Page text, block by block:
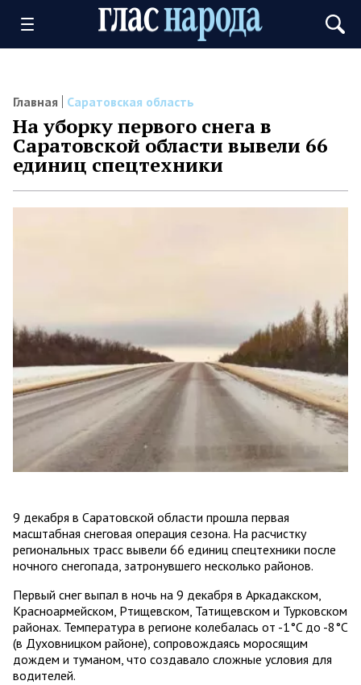
Главная Саратовская область
На уборку первого снега в
Саратовской области вывели 66
единиц спецтехники
9 декабря в Саратовской области прошла первая
масштабная снеговая операция сезона. На расчистку
региональных трасс вывели 66 единиц спецтехники после
ночного снегопада, затронувшего несколько районов.
Первый снег выпал в ночь на 9 декабря в Аркадакском,
Красноармейском, Ртищевском, Татищевском и Турковском
районах. Температура в регионе колебалась от -1°C до -8°C
(в Духовницком районе), сопровождаясь моросящим
дождем и туманом, что создавало сложные условия для
водителей.